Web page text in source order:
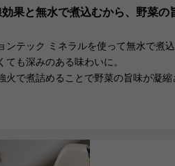
加熱効果が良いの
く加熱ができま
つきにくい
果と無水で煮込むから、 野菜の
ンテック ミネラルを使って無水で煮
ても深みのある味わいに。
火で煮詰めることで野菜の旨味が凝縮